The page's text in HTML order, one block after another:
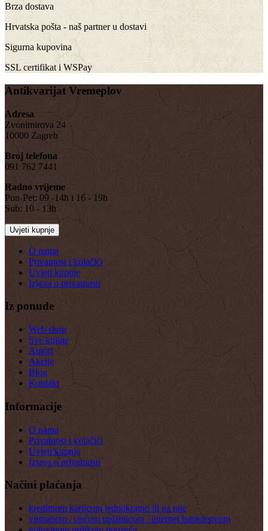
Brza dostava
Hrvatska pošta - naš partner u dostavi
Sigurna kupovina
SSL certifikat i WSPay
Antikvarijat Vremeplov
Adresa
Zvonimirova 24
10000 Zagreb
Broj telefona
091 762 7441
Radno vrijeme
Pon-Pet: 09 -14h i 16 - 19h
Sub: 10 - 13h
Uvjeti kupnje
O nama
Privatnost i kolačići
Uvjeti kupnje
Izjava o privatnosti
Iz ponude
Web shop
Sve knjige
Autori
Akcije
Blog
Kontakt
Informacije
O nama
Privatnost i kolačići
Uvjeti kupnje
Izjava o privatnosti
Načini plaćanja
kreditnom karticom jednokratno ili na rate
virmanom / općom uplatnicom / internet bankarstvom